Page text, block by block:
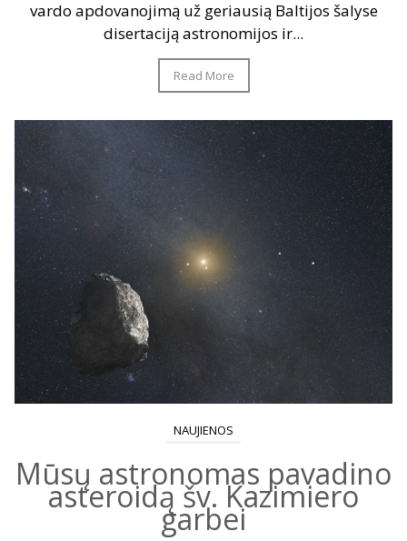
vardo apdovanojimą už geriausią Baltijos šalyse
disertaciją astronomijos ir...
Read More
NAUJIENOS
Mūsų astronomas pavadino
asteroidą šv. Kazimiero
garbei